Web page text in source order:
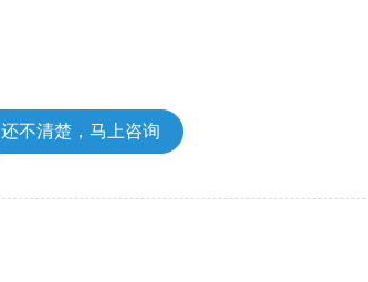
还不清楚，马上咨询